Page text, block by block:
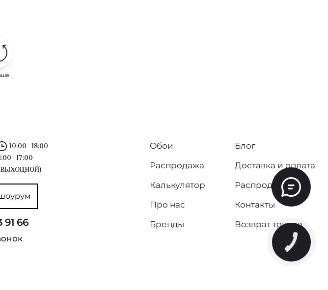
10:00 - 18:00
- 17:00
ВЫХОДНОЙ)
91 66
Обои
Распродажа
Калькулятор
Про нас
Бренды
Блог
Доставка и оплата
Распродажа
Контакты
Возврат товара